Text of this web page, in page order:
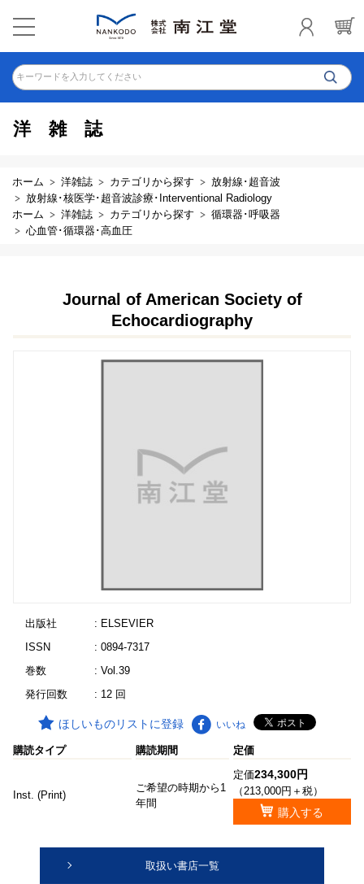
キーワードを入力してください
洋雑誌
ホーム 洋雑誌 カテゴリから探す
放射線･超音波
放射線･核医学･超音波診療･Interventional Radiology
ホーム
洋雑誌 カテゴリから探す
循環器･呼吸器
心血管･循環器･高血圧
Journal of American Society of
Echocardiography
出版社
: ELSEVIER
ISSN
: 0894-7317
巻数
: Vol.39
発行回数
: 12 回
ほしいものリストに登録 いいね
購読タイプ 購読期間 定価
Inst. (Print)
ご希望の時期から1
年間
定価234,300円
（213,000円＋税）
購入する
取扱い書店一覧